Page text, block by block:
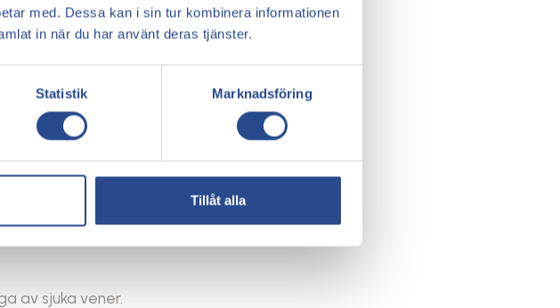
med. Dessa kan i sin tur kombinera informationen
in när du har använt deras tjänster.
Statistik Marknadsföring
Tillåt alla
ge långsiktig
av sjuka vener.